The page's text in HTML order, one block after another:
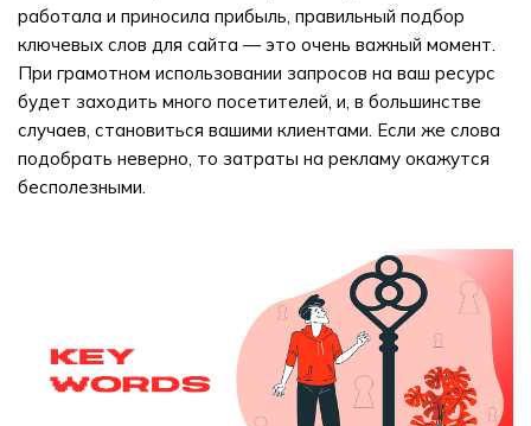
работала и приносила прибыль, правильный подбор
ключевых слов для сайта — это очень важный момент.
При грамотном использовании запросов на ваш ресурс
будет заходить много посетителей, и, в большинстве
случаев, становиться вашими клиентами. Если же слова
подобрать неверно, то затраты на рекламу окажутся
бесполезными.